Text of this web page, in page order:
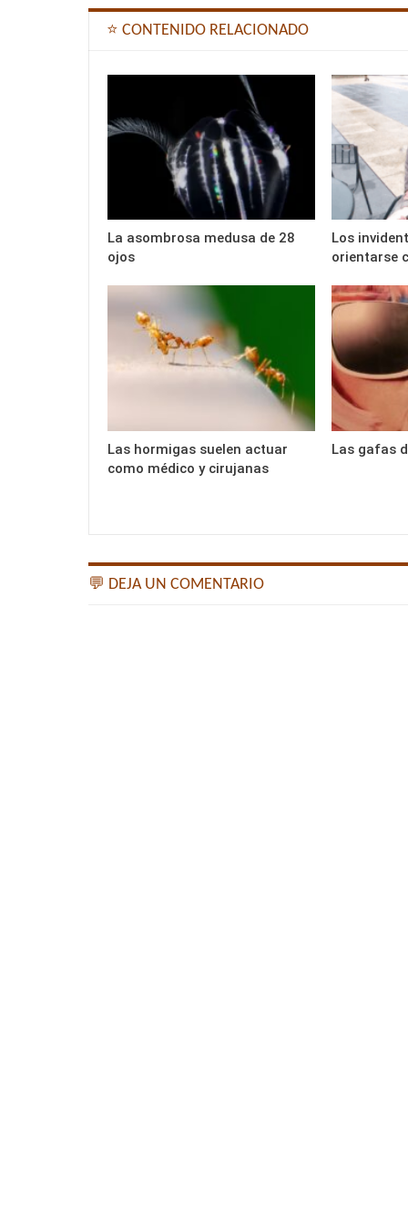
⭐ CONTENIDO RELACIONADO
La asombrosa medusa de 28
ojos
Los
orientarse
Las hormigas suelen actuar
como médico y cirujanas
Las gafas
💬 DEJA UN COMENTARIO